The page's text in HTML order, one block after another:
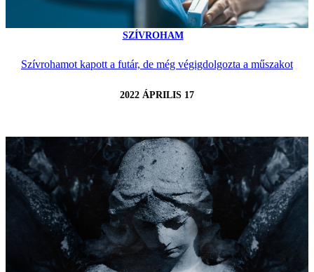
SZÍVROHAM
Szívrohamot kapott a futár, de még végigdolgozta a műszakot
2022 ÁPRILIS 17